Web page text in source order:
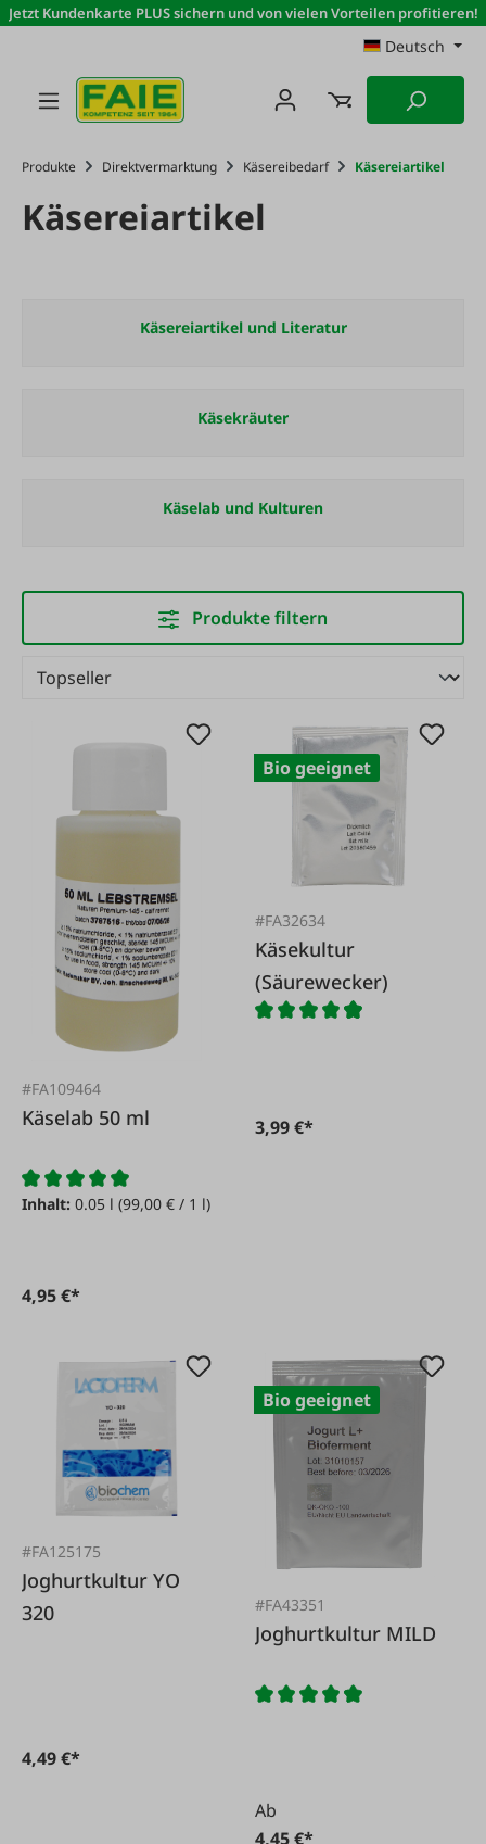
Zum Hauptinhalt springen
Jetzt Kundenkarte PLUS sichern und von vielen Vorteilen profitieren!
Deutsch
Produkte Direktvermarktung Käsereibedarf Käsereiartikel
Käsereiartikel
Käsereiartikel und Literatur
Käsekräuter
Käselab und Kulturen
Produkte filtern
#FA109464
Käselab 50 ml
Inhalt: 0.05 l (99,00 € / 1 l)
4,95 €*
Bio geeignet
#FA32634
Käsekultur
(Säurewecker)
3,99 €*
#FA125175
Joghurtkultur YO
320
4,49 €*
Bio geeignet
#FA43351
Joghurtkultur MILD
Ab
4,45 €*